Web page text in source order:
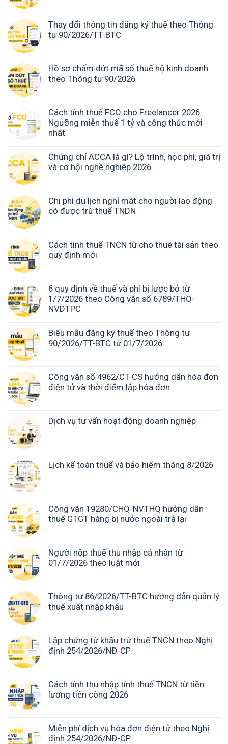
Thay đổi thông tin đăng ký thuế theo Thông
tư 90/2026/TT-BTC
Hồ sơ chấm dứt mã số thuế hộ kinh doanh
theo Thông tư 90/2026
Cách tính thuế FCO cho Freelancer 2026:
Ngưỡng miễn thuế 1 tỷ và công thức mới
nhất
Chứng chỉ ACCA là gì? Lộ trình, học phí, giá trị
và cơ hội nghề nghiệp 2026
Chi phí du lịch nghỉ mát cho người lao động
có được trừ thuế TNDN
Cách tính thuế TNCN từ cho thuê tài sản theo
quy định mới
6 quy định về thuế và phí bị lược bỏ từ
1/7/2026 theo Công văn số 6789/THO-
NVDTPC
Biểu mẫu đăng ký thuế theo Thông tư
90/2026/TT-BTC từ 01/7/2026
Công văn số 4962/CT-CS hướng dẫn hóa đơn
điện tử và thời điểm lập hóa đơn
Dịch vụ tư vấn hoạt động doanh nghiệp
Lịch kế toán thuế và bảo hiểm tháng 8/2026
Công văn 19280/CHQ-NVTHQ hướng dẫn
thuế GTGT hàng bị nước ngoài trả lại
Người nộp thuế thu nhập cá nhân từ
01/7/2026 theo luật mới
Thông tư 86/2026/TT-BTC hướng dẫn quản lý
thuế xuất nhập khẩu
Lập chứng từ khấu trừ thuế TNCN theo Nghị
định 254/2026/NĐ-CP
Cách tính thu nhập tính thuế TNCN từ tiền
lương tiền công 2026
Miễn phí dịch vụ hóa đơn điện tử theo Nghị
định 254/2026/NĐ-CP